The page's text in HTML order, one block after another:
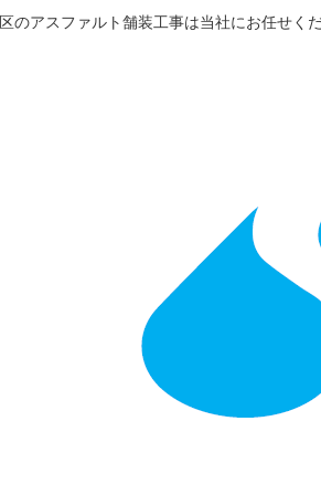
のアスファルト舗装工事は当社にお任せく